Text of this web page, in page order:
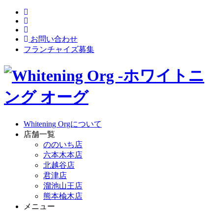
お問い合わせ
フランチャイズ募集
Whitening Orgについて
店舗一覧
ののいち店
六本木本店
北越谷店
君津店
溜池山王店
熊本楡木店
メニュー